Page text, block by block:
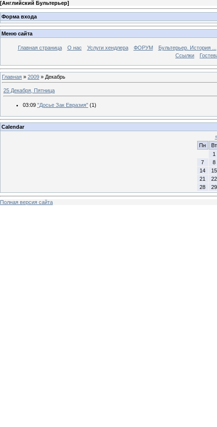
[Английский Бультерьер]
Форма входа
Меню сайта
Главная страница О нас Услуги хендлера ФОРУМ
Бультерьер. История ...
Ссылки
Главная » 2009 » Декабрь
25 Декабря, Пятница
03:09 "Досье Зак Евразия" (1)
Calendar
Пн
Вт
1
7
8
14
15
21
22
28
29
Полная версия сайта